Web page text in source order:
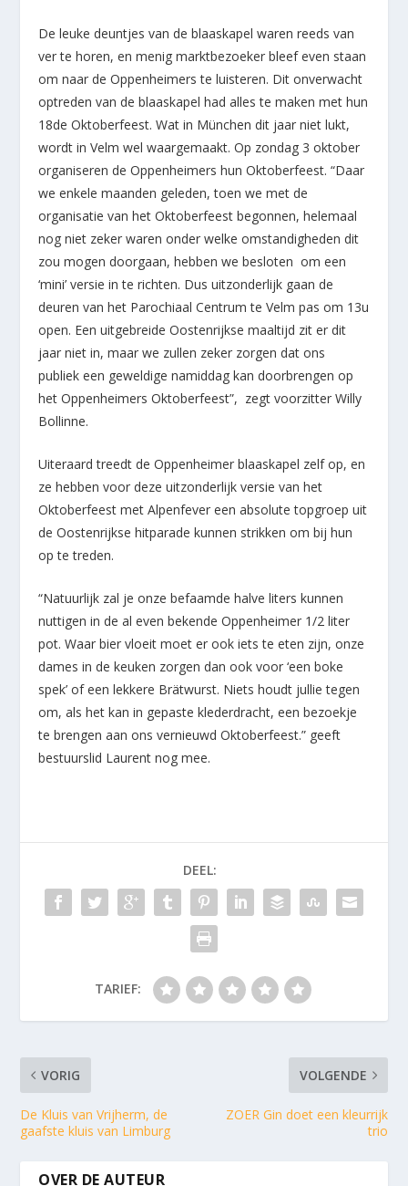
De leuke deuntjes van de blaaskapel waren reeds van
ver te horen, en menig marktbezoeker bleef even staan
om naar de Oppenheimers te luisteren. Dit onverwacht
optreden van de blaaskapel had alles te maken met hun
18de Oktoberfeest. Wat in München dit jaar niet lukt,
wordt in Velm wel waargemaakt. Op zondag 3 oktober
organiseren de Oppenheimers hun Oktoberfeest. “Daar
we enkele maanden geleden, toen we met de
organisatie van het Oktoberfeest begonnen, helemaal
nog niet zeker waren onder welke omstandigheden dit
zou mogen doorgaan, hebben we besloten om een
‘mini’ versie in te richten. Dus uitzonderlijk gaan de
deuren van het Parochiaal Centrum te Velm pas om 13u
open. Een uitgebreide Oostenrijkse maaltijd zit er dit
jaar niet in, maar we zullen zeker zorgen dat ons
publiek een geweldige namiddag kan doorbrengen op
het Oppenheimers Oktoberfeest”, zegt voorzitter Willy
Bollinne.
Uiteraard treedt de Oppenheimer blaaskapel zelf op, en
ze hebben voor deze uitzonderlijk versie van het
Oktoberfeest met Alpenfever een absolute topgroep uit
de Oostenrijkse hitparade kunnen strikken om bij hun
op te treden.
“Natuurlijk zal je onze befaamde halve liters kunnen
nuttigen in de al even bekende Oppenheimer 1/2 liter
pot. Waar bier vloeit moet er ook iets te eten zijn, onze
dames in de keuken zorgen dan ook voor ‘een boke
spek’ of een lekkere Brätwurst. Niets houdt jullie tegen
om, als het kan in gepaste klederdracht, een bezoekje
te brengen aan ons vernieuwd Oktoberfeest.” geeft
bestuurslid Laurent nog mee.
DEEL:
TARIEF:
VORIG
De Kluis van Vrijherm, de
gaafste kluis van Limburg
VOLGENDE
ZOER Gin doet een kleurrijk
trio
OVER DE AUTEUR